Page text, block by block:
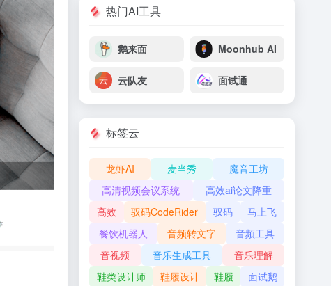
热门AI工具
鹅来面 Moonhub AI
云队友 面试通
标签云
龙虾AI 麦当秀
魔音工坊
高清视频会议系统
高效ai论文降重
高效
驭码CodeRider 驭码
马上飞
餐饮机器人
音频转文字
音频工具
音视频
音乐生成工具
音乐理解
鞋类设计师
鞋履设计 鞋履
面试鹅